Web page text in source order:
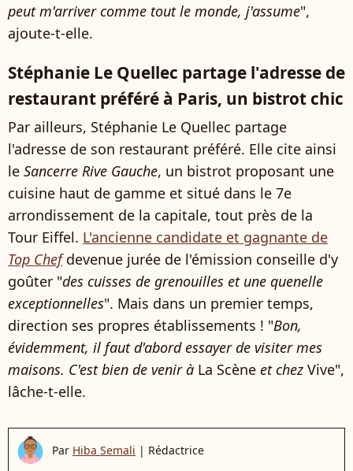
peut m'arriver comme tout le monde, j'assume",
ajoute-t-elle.
Stéphanie Le Quellec partage l'adresse de
restaurant préféré à Paris, un bistrot chic
Par ailleurs, Stéphanie Le Quellec partage
l'adresse de son restaurant préféré. Elle cite ainsi
le Sancerre Rive Gauche, un bistrot proposant une
cuisine haut de gamme et situé dans le 7e
arrondissement de la capitale, tout près de la
Tour Eiffel. L'ancienne candidate et gagnante de
Top Chefdevenue jurée de l'émission conseille d'y
goûter "des cuisses de grenouilles et une quenelle
exceptionnelles". Mais dans un premier temps,
direction ses propres établissements ! "Bon,
évidemment, il faut d'abord essayer de visiter mes
maisons. C'est bien de venir à La Scène et chez Vive",
lâche-t-elle.
Par Hiba Semali | Rédactrice